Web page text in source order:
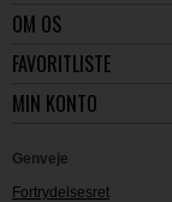
OM OS
FAVORITLISTE
MIN KONTO
Genveje
Fortrydelsesret